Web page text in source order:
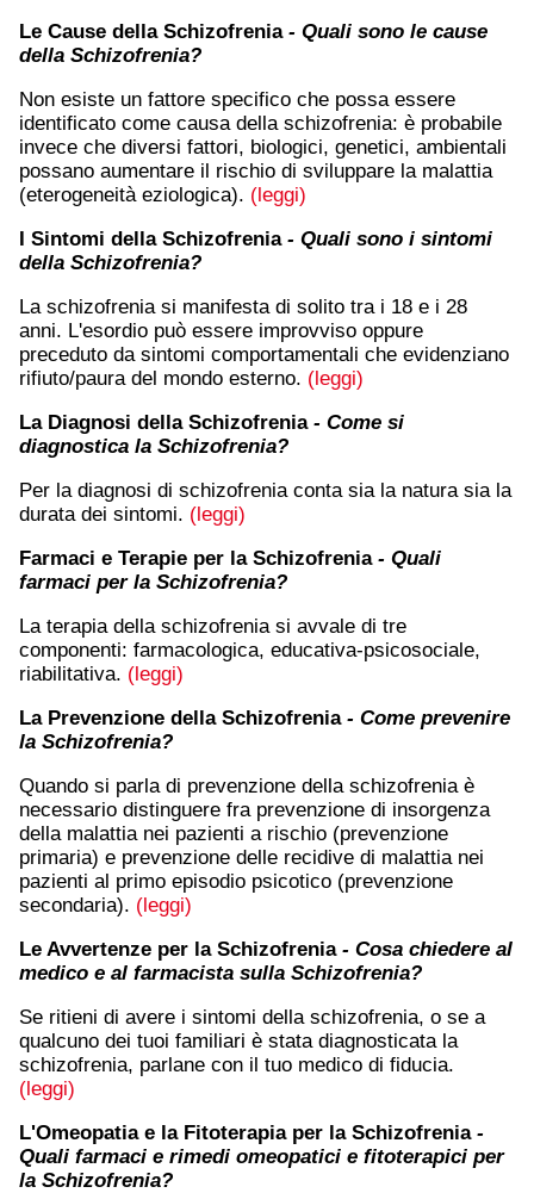
Le Cause della Schizofrenia - Quali sono le cause
della Schizofrenia?
Non esiste un fattore specifico che possa essere
identificato come causa della schizofrenia: è probabile
invece che diversi fattori, biologici, genetici, ambientali
possano aumentare il rischio di sviluppare la malattia
(eterogeneità eziologica). (leggi)
I Sintomi della Schizofrenia - Quali sono i sintomi
della Schizofrenia?
La schizofrenia si manifesta di solito tra i 18 e i 28
anni. L'esordio può essere improvviso oppure
preceduto da sintomi comportamentali che evidenziano
rifiuto/paura del mondo esterno. (leggi)
La Diagnosi della Schizofrenia - Come si
diagnostica la Schizofrenia?
Per la diagnosi di schizofrenia conta sia la natura sia la
durata dei sintomi. (leggi)
Farmaci e Terapie per la Schizofrenia - Quali
farmaci per la Schizofrenia?
La terapia della schizofrenia si avvale di tre
componenti: farmacologica, educativa-psicosociale,
riabilitativa. (leggi)
La Prevenzione della Schizofrenia - Come prevenire
la Schizofrenia?
Quando si parla di prevenzione della schizofrenia è
necessario distinguere fra prevenzione di insorgenza
della malattia nei pazienti a rischio (prevenzione
primaria) e prevenzione delle recidive di malattia nei
pazienti al primo episodio psicotico (prevenzione
secondaria). (leggi)
Le Avvertenze per la Schizofrenia - Cosa chiedere al
medico e al farmacista sulla Schizofrenia?
Se ritieni di avere i sintomi della schizofrenia, o se a
qualcuno dei tuoi familiari è stata diagnosticata la
schizofrenia, parlane con il tuo medico di fiducia.
(leggi)
L'Omeopatia e la Fitoterapia per la Schizofrenia -
Quali farmaci e rimedi omeopatici e fitoterapici per
la Schizofrenia?